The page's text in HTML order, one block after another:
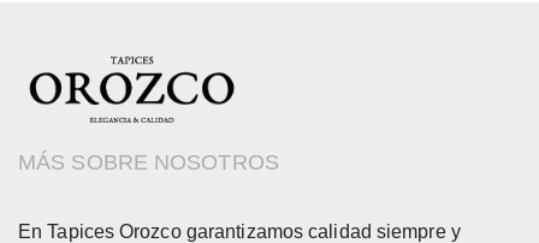
MÁS SOBRE NOSOTROS
En Tapices Orozco garantizamos calidad siempre y